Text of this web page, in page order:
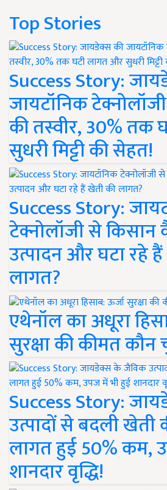
Top Stories
Success Story:
जायटॉनिक
की तस्वीर, 30% तक
सुधरी मिट्टी की सेहत!
Success Story:
टेक्नोलॉजी से
उत्पादन और घटा रहे
लागत?
एथेनॉल का अधूरा
सुरक्षा की कीमत कौन
Success Story:
उत्पादों से बदली खेती
लागत हुई 50% कम,
शानदार वृद्धि!